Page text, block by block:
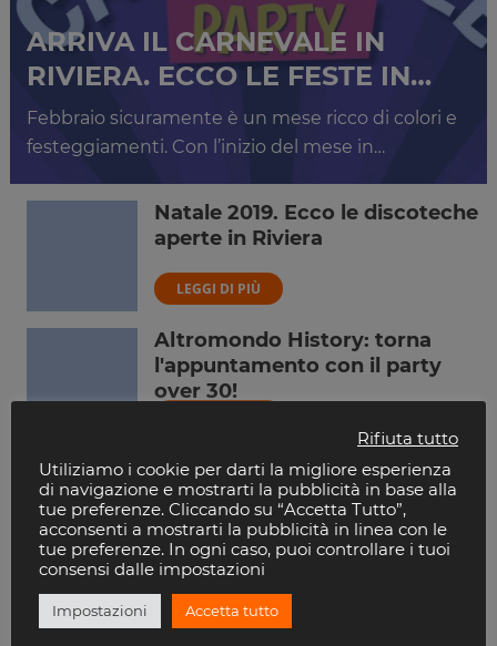
ARRIVA IL CARNEVALE IN
RIVIERA. ECCO LE FESTE IN…
Febbraio sicuramente è un mese ricco di colori e
festeggiamenti. Con l’inizio del mese in…
Natale 2019. Ecco le discoteche
aperte in Riviera
LEGGI DI PIÙ
Altromondo History: torna
l'appuntamento con il party
over 30!
Che cosa fare a Capodanno
2020? Ecco che cosa…
LEGGI DI PIÙ
Rifiuta tutto
Utiliziamo i cookie per darti la migliore esperienza
di navigazione e mostrarti la pubblicità in base alla
tue preferenze. Cliccando su “Accetta Tutto”,
acconsenti a mostrarti la pubblicità in linea con le
tue preferenze. In ogni caso, puoi controllare i tuoi
consensi dalle impostazioni
Impostazioni Accetta tutto